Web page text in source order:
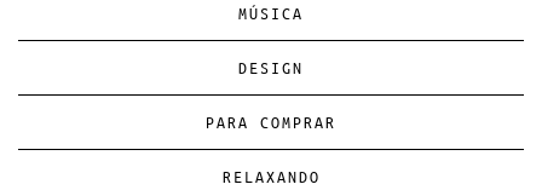
MÚSICA
DESIGN
PARA COMPRAR
RELAXANDO